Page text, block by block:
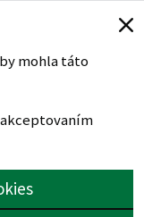
mohla táto